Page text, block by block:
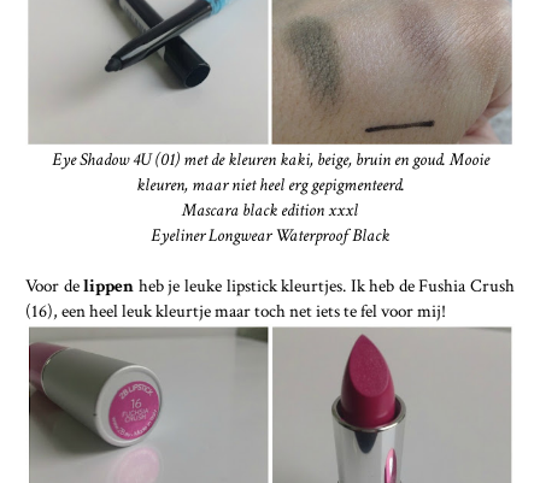
Eye Shadow 4U (01) met de kleuren kaki, beige, bruin en goud. Mooie
kleuren, maar niet heel erg gepigmenteerd.
Mascara black edition xxxl
Eyeliner Longwear Waterproof Black
Voor delippen heb je leuke lipstick kleurtjes. Ik heb de Fushia Crush
(16), een heel leuk kleurtje maar toch net iets te fel voor mij!